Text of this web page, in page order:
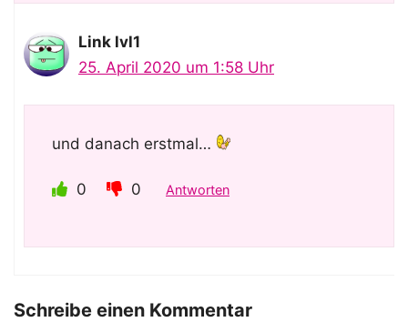
Link lvl1
25. April 2020 um 1:58 Uhr
und danach erstmal…
0 0 Antworten
Schreibe einen Kommentar